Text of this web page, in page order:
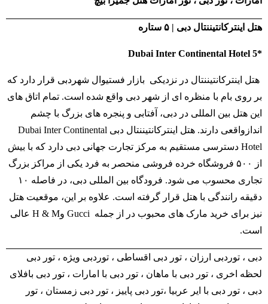
هتل اینترکانتیننتال دبی | ۵ ستاره
*Dubai Inter Continental Hotel 5
هتل اینترکانتیننتال در نزدیکی بازار فستیوال شهردبی قرار دارد که
بر روی بام با منظره ای از شهر دبی واقع شده است. تمام اتاق های
این هتل بین المللی در دبی، آفتابی و پنجره های بزرگ با چشم
اندازواقعی دارند. هتل اینترکانتیننتال دبی Dubai Inter Continental
Hotel دسترسی مستقیم به مرکز تجارت جهانی دبی دارد که با بیش
از ۵۰۰ فروشگاه خرده فروشی منحصر به فرد یکی از مراکز بزرگ
تجاری محسوب می شود. فرودگاه بین المللی دبی، در فاصله ۱۰
دقیقه رانندگی با هتل قرار گرفته است. علاوه بر این، موقعیت هتل
نیز برای خرید مارک های محبوب در از جمله Gucci وH & M عالی
است.
دبی ، توردبی ارزان ، تور دبی اقساطی ، توردبی ویژه ، تور دبی
لحظه اخری ، تور دبی با ماهان ، تور دبی با امارات ، تور دبی بافلای
دبی ، تور دبی با ایر عربیا ،تور دبی پاییز ، تور دبی زمستان ، تور